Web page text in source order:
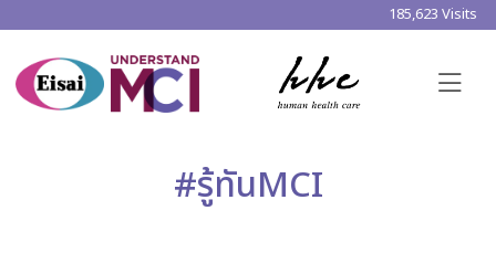
185,623 Visits
#รู้ทันMCI